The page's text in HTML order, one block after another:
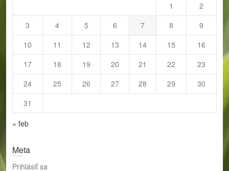
1
2
3
4 5 6 7 8
9
10
11 12 13 14 15
16
17
18 19 20 21 22
23
24
25 26 27 28 29
30
31
« feb
Meta
Prihlásiť sa